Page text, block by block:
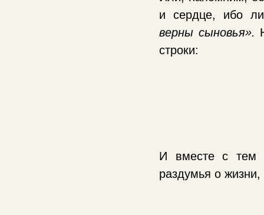
и сердце, ибо
верны сыновья».
строки:
И вместе с тем
раздумья о